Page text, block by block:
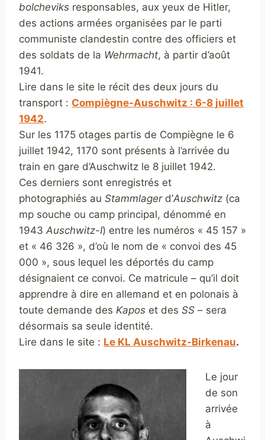
bolcheviks responsables, aux yeux de Hitler,
des actions armées organisées par le parti
communiste clandestin contre des officiers et
des soldats de la Wehrmacht, à partir d’août
1941.
Lire dans le site le récit des deux jours du
transport : Compiègne-Auschwitz : 6-8 juillet
1942.
Sur les 1175 otages partis de Compiègne le 6
juillet 1942, 1170 sont présents à l’arrivée du
train en gare d’Auschwitz le 8 juillet 1942.
Ces derniers sont enregistrés et
photographiés au Stammlagerd’Auschwitz (ca
mp souche ou camp principal, dénommé en
1943 Auschwitz-I) entre les numéros « 45 157 »
et « 46 326 », d’où le nom de « convoi des 45
000 », sous lequel les déportés du camp
désignaient ce convoi. Ce matricule – qu’il doit
apprendre à dire en allemand et en polonais à
toute demande des Kapos et des SS – sera
désormais sa seule identité.
Lire dans le site : Le KL Auschwitz-Birkenau.
Le jour
de son
arrivée
à